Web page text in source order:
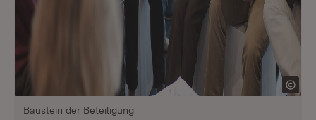
Baustein der Beteiligung